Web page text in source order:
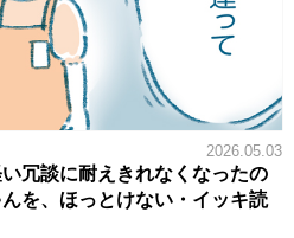
2026.05.03
冗談に耐えきれなくなったの
を、ほっとけない・イッキ読